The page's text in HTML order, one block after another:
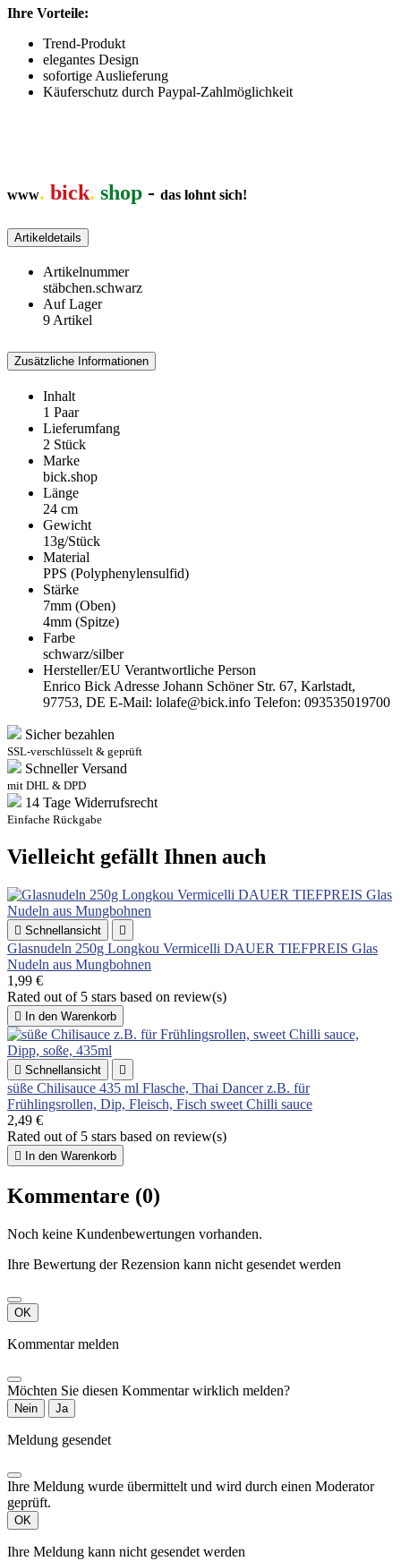
Ihre Vorteile:
Trend-Produkt
elegantes Design
sofortige Auslieferung
Käuferschutz durch Paypal-Zahlmöglichkeit
www. bick. shop - das lohnt sich!
Artikeldetails
Artikelnummer
stäbchen.schwarz
Auf Lager
9 Artikel
Zusätzliche Informationen
Inhalt
1 Paar
Lieferumfang
2 Stück
Marke
bick.shop
Länge
24 cm
Gewicht
13g/Stück
Material
PPS (Polyphenylensulfid)
Stärke
7mm (Oben)
4mm (Spitze)
Farbe
schwarz/silber
Hersteller/EU Verantwortliche Person
Enrico Bick Adresse Johann Schöner Str. 67, Karlstadt,
97753, DE E-Mail: lolafe@bick.info Telefon: 093535019700
Sicher bezahlen
SSL-verschlüsselt & geprüft
Schneller Versand
mit DHL & DPD
14 Tage Widerrufsrecht
Einfache Rückgabe
Vielleicht gefällt Ihnen auch
 Schnellansicht 
Glasnudeln 250g Longkou Vermicelli DAUER TIEFPREIS Glas
Nudeln aus Mungbohnen
1,99 €
Rated out of 5 stars based on review(s)
 In den Warenkorb
 Schnellansicht 
süße Chilisauce 435 ml Flasche, Thai Dancer z.B. für
Frühlingsrollen, Dip, Fleisch, Fisch sweet Chilli sauce
2,49 €
Rated out of 5 stars based on review(s)
 In den Warenkorb
Kommentare (0)
Noch keine Kundenbewertungen vorhanden.
Ihre Bewertung der Rezension kann nicht gesendet werden
OK
Kommentar melden
Möchten Sie diesen Kommentar wirklich melden?
Nein Ja
Meldung gesendet
Ihre Meldung wurde übermittelt und wird durch einen Moderator
geprüft.
OK
Ihre Meldung kann nicht gesendet werden